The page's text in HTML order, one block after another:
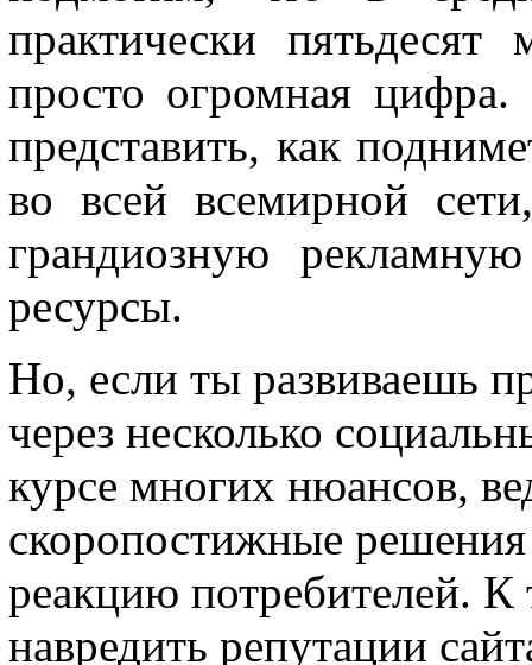
практически
просто огромная
представить, как
во всей всемирной
грандиозную
ресурсы.
Но, если ты развиваешь
через несколько
курсе многих нюансов,
скоропостижные
реакцию потребителей. К
навредить репутации